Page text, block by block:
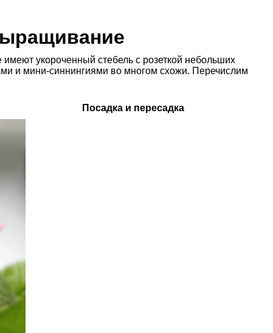
укороченный стебель с розеткой небольших
и мини-синнингиями во многом схожи. Перечислим
Посадка и пересадка